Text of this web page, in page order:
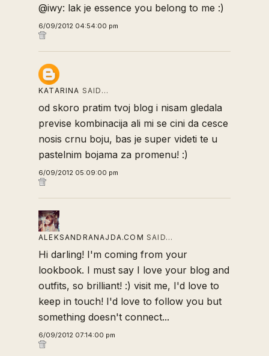
@iwy: lak je essence you belong to me :)
6/09/2012 04:54:00 pm
KATARINA SAID…
od skoro pratim tvoj blog i nisam gledala
previse kombinacija ali mi se cini da cesce
nosis crnu boju, bas je super videti te u
pastelnim bojama za promenu! :)
6/09/2012 05:09:00 pm
ALEKSANDRANAJDA.COM SAID…
Hi darling! I'm coming from your
lookbook. I must say I love your blog and
outfits, so brilliant! :) visit me, I'd love to
keep in touch! I'd love to follow you but
something doesn't connect...
6/09/2012 07:14:00 pm